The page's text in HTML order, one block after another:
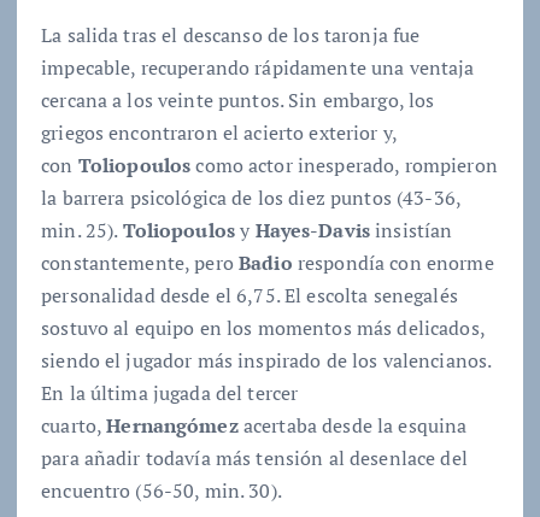
La salida tras el descanso de los taronja fue
impecable, recuperando rápidamente una ventaja
cercana a los veinte puntos. Sin embargo, los
griegos encontraron el acierto exterior y,
con Toliopouloscomo actor inesperado, rompieron
la barrera psicológica de los diez puntos (43-36,
min. 25).Toliopoulosy Hayes-Davisinsistían
constantemente, peroBadio respondía con enorme
personalidad desde el 6,75. El escolta senegalés
sostuvo al equipo en los momentos más delicados,
siendo el jugador más inspirado de los valencianos.
En la última jugada del tercer
cuarto,Hernangómezacertaba desde la esquina
para añadir todavía más tensión al desenlace del
encuentro (56-50, min. 30).